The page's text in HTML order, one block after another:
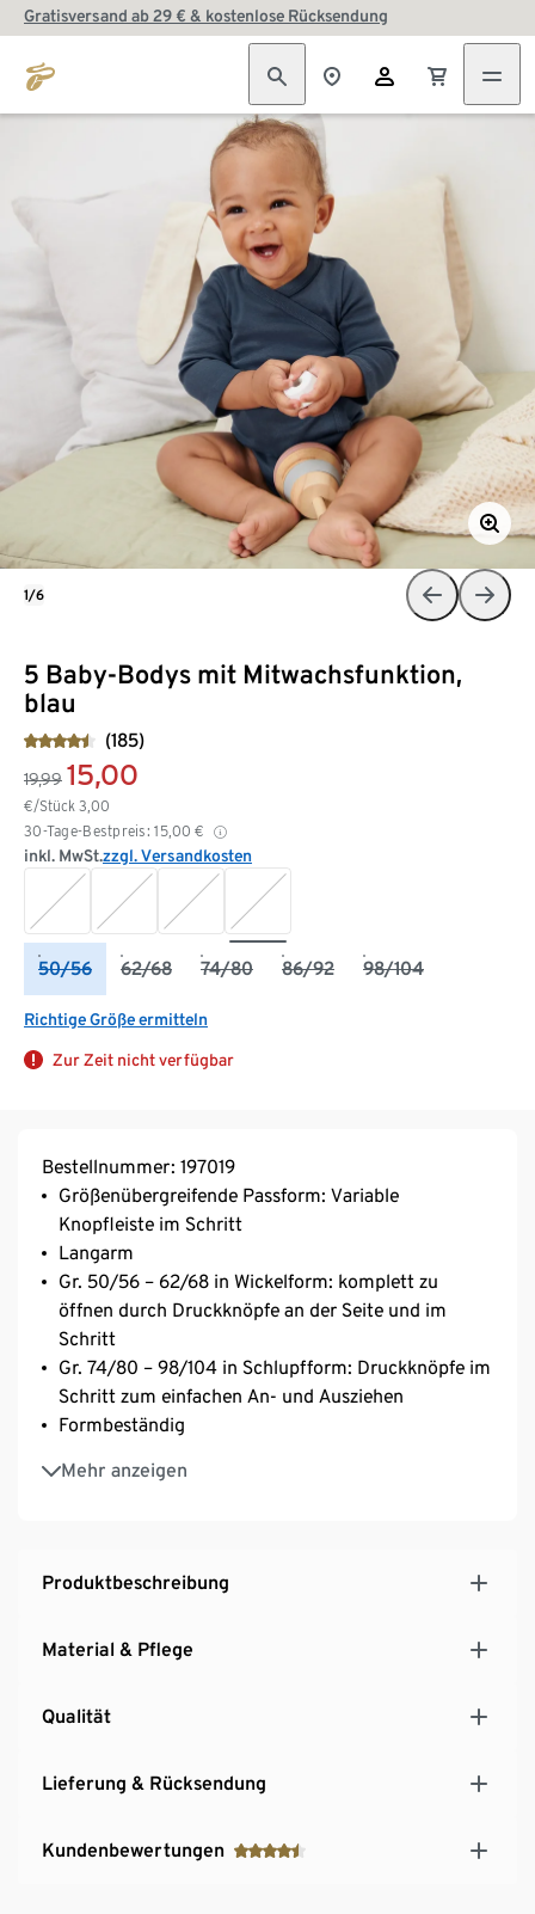
Gratisversand ab 29 € & kostenlose Rücksendung
5 Baby-Bodys mit Mitwachsfunktion,
blau
(185)
19,99 15,00
€/Stück 3,00
30-Tage-Bestpreis: 15,00 €
inkl. MwSt.zzgl. Versandkosten
50/56 62/68 74/80 86/92 98/104
Richtige Größe ermitteln
Zur Zeit nicht verfügbar
1/6
Bestellnummer: 197019
Größenübergreifende Passform: Variable
Knopfleiste im Schritt
Langarm
Gr. 50/56 – 62/68 in Wickelform: komplett zu
öffnen durch Druckknöpfe an der Seite und im
Schritt
Gr. 74/80 – 98/104 in Schlupfform: Druckknöpfe im
Schritt zum einfachen An- und Ausziehen
Formbeständig
Mehr anzeigen
Bei 60 °C waschbar
Produktbeschreibung
Material & Pflege
Qualität
Lieferung & Rücksendung
Kundenbewertungen